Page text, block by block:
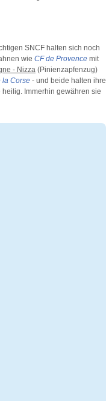
SNCF halten sich noch
wie CF de Provence mit
- Nizza (Pinienzapfenzug)
la Corse - und beide halten ihre
heilig. Immerhin gewähren sie